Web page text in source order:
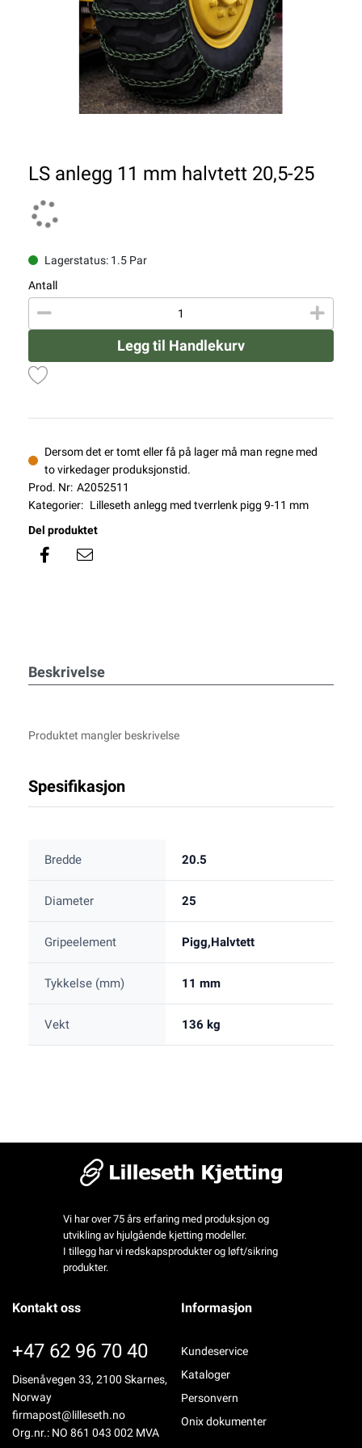
LS anlegg 11 mm halvtett 20,5-25
Lagerstatus: 1.5 Par
Antall
Legg til Handlekurv
Dersom det er tomt eller få på lager må man regne med
to virkedager produksjonstid.
Prod. Nr: A2052511
Kategorier: Lilleseth anlegg med tverrlenk pigg 9-11 mm
Del produktet
Beskrivelse
Produktet mangler beskrivelse
Spesifikasjon
Bredde 20.5
Diameter 25
Gripeelement Pigg,Halvtett
Tykkelse (mm) 11 mm
Vekt 136 kg
Vi har over 75 års erfaring med produksjon og
utvikling av hjulgående kjetting modeller.
I tillegg har vi redskapsprodukter og løft/sikring
produkter.
Kontakt oss
+47 62 96 70 40
Disenåvegen 33, 2100 Skarnes,
Norway
firmapost@lilleseth.no
Org.nr.: NO 861 043 002 MVA
Informasjon
Kundeservice
Kataloger
Personvern
Onix dokumenter